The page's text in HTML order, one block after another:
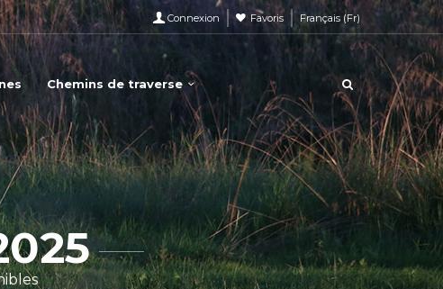
Connexion Favoris Français (Fr)
Chemins de traverse